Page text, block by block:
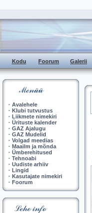
Kodu Foorum Galerii
· Avalehele
· Klubi tutvustus
· Liikmete nimekiri
· Ürituste kalender
· GAZ Ajalugu
· GAZ Mudelid
· Volgad meedias
· Maailm ja mõnda
· Ümberehitused
· Tehnoabi
· Uudiste arhiiv
· Lingid
· Kasutajate nimekiri
· Foorum